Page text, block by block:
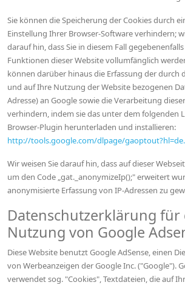
Sie können die Speicherung der Cookies durch
Einstellung Ihrer Browser-Software verhindern;
darauf hin, dass Sie in diesem Fall
Funktionen dieser Website vollumfänglich
können darüber hinaus die Erfassung der durch
und auf Ihre Nutzung der Website bezogenen
Adresse) an Google sowie die Verarbeitung
verhindern, indem sie das unter dem folgenden
Browser-Plugin herunterladen und installieren:
http://tools.google.com/dlpage/gaoptout?hl=de.
Wir weisen Sie darauf hin, dass auf dieser
um den Code „gat._anonymizeIp();" erweitert
anonymisierte Erfassung von IP-Adressen zu
Datenschutzerklärung für
Nutzung von Google
Diese Website benutzt Google AdSense, einen
von Werbeanzeigen der Google Inc. ("Google").
verwendet sog. "Cookies", Textdateien, die auf